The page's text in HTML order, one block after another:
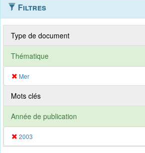
Filtres
Type de document
Thématique
Mer
Mots clés
Année de publication
2003